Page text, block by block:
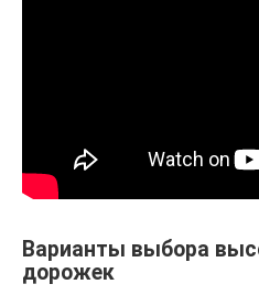
Варианты выбора
дорожек